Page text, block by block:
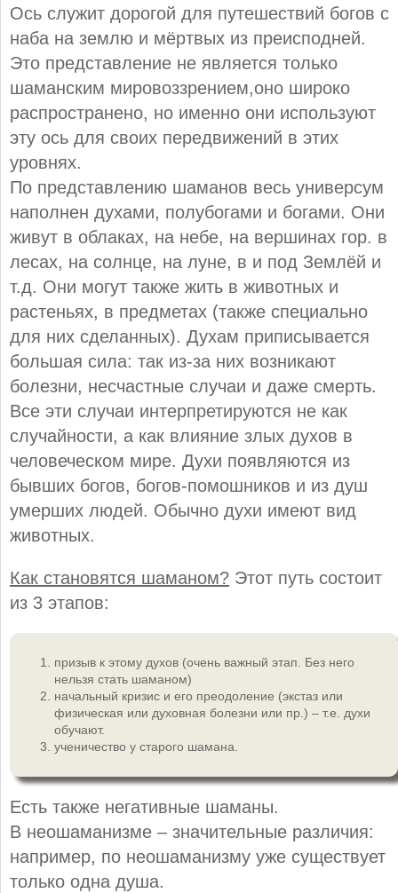
Ось служит дорогой для путешествий богов с
наба на землю и мёртвых из преисподней.
Это представление не является только
шаманским мировоззрением,оно широко
распространено, но именно они используют
эту ось для своих передвижений в этих
уровнях.
По представлению шаманов весь универсум
наполнен духами, полубогами и богами. Они
живут в облаках, на небе, на вершинах гор. в
лесах, на солнце, на луне, в и под Землёй и
т.д. Они могут также жить в животных и
растеньях, в предметах (также специально
для них сделанных). Духам приписывается
большая сила: так из-за них возникают
болезни, несчастные случаи и даже смерть.
Все эти случаи интерпретируются не как
случайности, а как влияние злых духов в
человеческом мире. Духи появляются из
бывших богов, богов-помошников и из душ
умерших людей. Обычно духи имеют вид
животных.
Как становятся шаманом? Этот путь состоит
из 3 этапов:
призыв к этому духов (очень важный этап. Без него
нельзя стать шаманом)
начальный кризис и его преодоление (экстаз или
физическая или духовная болезни или пр.) – т.е. духи
обучают.
ученичество у старого шамана.
Есть также негативные шаманы.
В неошаманизме – значительные различия:
например, по неошаманизму уже существует
только одна душа.